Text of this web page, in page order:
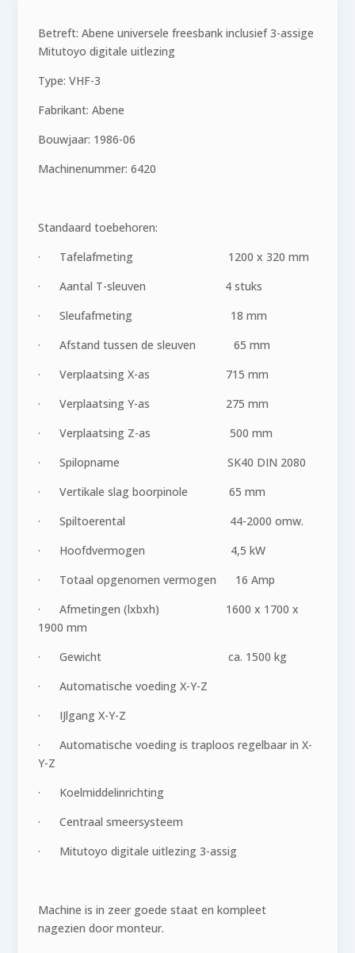
Betreft: Abene universele freesbank inclusief 3-assige
Mitutoyo digitale uitlezing
Type: VHF-3
Fabrikant: Abene
Bouwjaar: 1986-06
Machinenummer: 6420
Standaard toebehoren:
· Tafelafmeting 1200 x 320 mm
· Aantal T-sleuven 4 stuks
· Sleufafmeting 18 mm
· Afstand tussen de sleuven 65 mm
· Verplaatsing X-as 715 mm
· Verplaatsing Y-as 275 mm
· Verplaatsing Z-as 500 mm
· Spilopname SK40 DIN 2080
· Vertikale slag boorpinole 65 mm
· Spiltoerental 44-2000 omw.
· Hoofdvermogen 4,5 kW
· Totaal opgenomen vermogen 16 Amp
· Afmetingen (lxbxh) 1600 x 1700 x
1900 mm
· Gewicht ca. 1500 kg
· Automatische voeding X-Y-Z
· IJlgang X-Y-Z
· Automatische voeding is traploos regelbaar in X-
Y-Z
· Koelmiddelinrichting
· Centraal smeersysteem
· Mitutoyo digitale uitlezing 3-assig
Machine is in zeer goede staat en kompleet
nagezien door monteur.